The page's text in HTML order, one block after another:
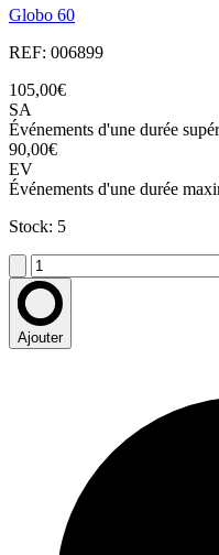
Globo 60
REF: 006899
105,00€
SA
Événements d'une durée
90,00€
EV
Événements d'une durée
Stock: 5
Ajouter